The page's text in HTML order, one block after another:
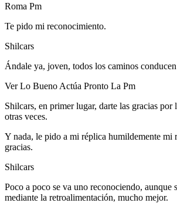
Roma Pm
Te pido mi reconocimiento.
Shilcars
Ándale ya, joven, todos los caminos
Ver Lo Bueno Actúa Pronto La Pm
Shilcars, en primer lugar, darte las gracias
otras veces.
Y nada, le pido a mi réplica humildemente mi
gracias.
Shilcars
Poco a poco se va uno reconociendo, aunque
mediante la retroalimentación, mucho mejor.